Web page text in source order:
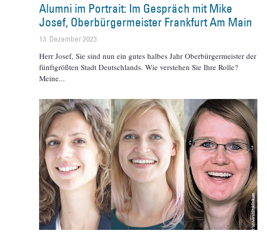
Alumni im Portrait: Im Gespräch mit Mike
Josef, Oberbürgermeister Frankfurt Am Main
13. Dezember 2023
Herr Josef, Sie sind nun ein gutes halbes Jahr Oberbürgermeister der
fünftgrößten Stadt Deutschlands. Wie verstehen Sie Ihre Rolle?
Meine